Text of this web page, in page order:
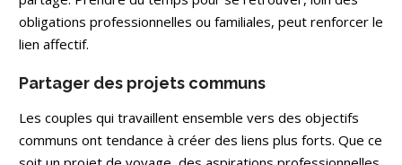
obligations professionnelles ou familiales, peut renforcer le
lien affectif.
Partager des projets communs
Les couples qui travaillent ensemble vers des objectifs
communs ont tendance à créer des liens plus forts. Que ce